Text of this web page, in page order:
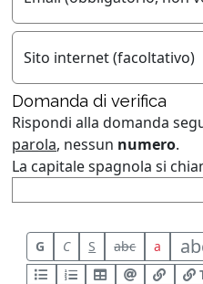
Sito internet (facoltativo)
Domanda di verifica
Rispondi alla domanda
parola, nessun numero.
La capitale spagnola si
G C S abc a